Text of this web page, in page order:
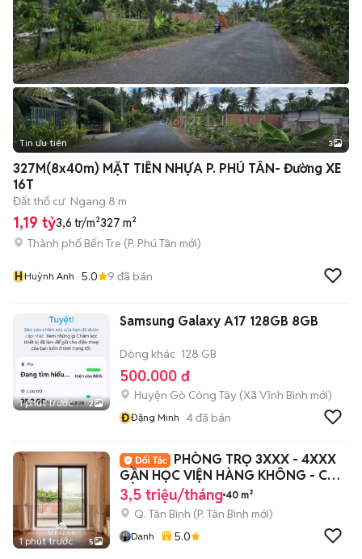
Tin ưu tiên 3
327M(8x40m) MẶT TIỀN NHỰA P. PHÚ TÂN- Đường XE
16T
Đất thổ cư Ngang 8 m
1,19 tỷ3,6 tr/m²327 m²
Thành phố Bến Tre (P. Phú Tân mới)
HHuỳnh Anh 5.0 9 đã bán
1 phút trước 2
Samsung Galaxy A17 128GB 8GB
Dòng khác 128 GB
500.000 đ
Huyện Gò Công Tây (Xã Vĩnh Bình mới)
ĐĐặng Minh 4đã bán
1 phút trước 5
PHÒNG TRỌ 3XXX - 4XXX
GẦN HỌC VIỆN HÀNG KHÔNG - CAO
ĐẲNG Y PNT
3,5 triệu/tháng 40 m²
Q. Tân Bình (P. Tân Bình mới)
Danh 5.0